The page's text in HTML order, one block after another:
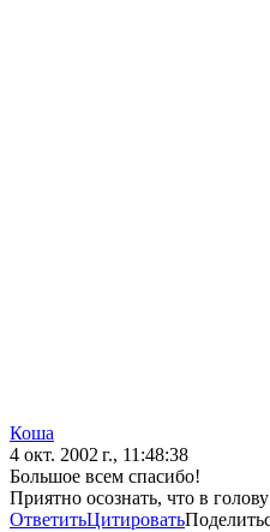
Коша
4 окт. 2002 г., 11:48:38
Большое всем спасибо!
Приятно осознать, что в
ОтветитьЦитировать